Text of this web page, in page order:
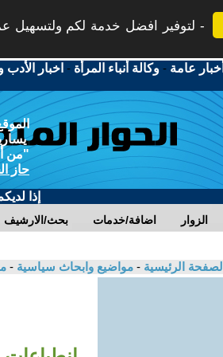
لتوفير افضل خدمة لكم ولتسهيل
أخبار عامة -وكالة أنباء المرأة - اخبار الأدب
"من
حاز
إذا
بحث/الارشيف اضافة/خدمات الزوار
الصفحة الرئيسية - مواضيع وابحاث سياسية -